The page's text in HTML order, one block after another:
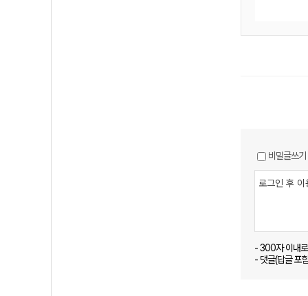
비밀글쓰기
- 300자 이내
- 댓글(답글 포